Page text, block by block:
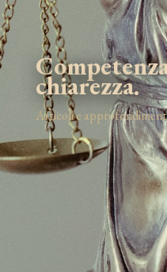
chiarezza.
Articoli e